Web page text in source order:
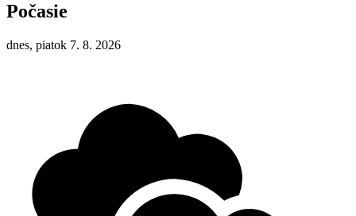
Počasie
dnes, piatok 7. 8. 2026